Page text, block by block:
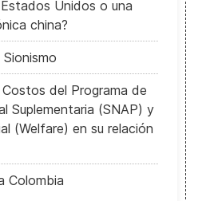
Unidos o una
china?
Costos del Programa de
Suplementaria (SNAP) y
(Welfare) en su relación
Colombia